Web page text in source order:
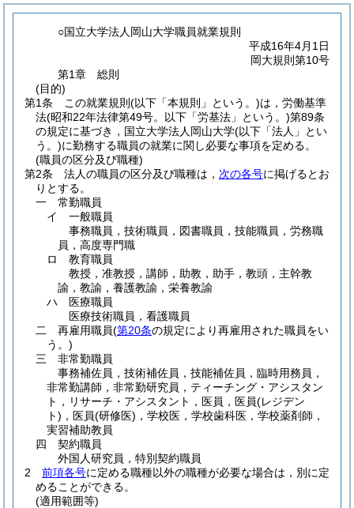
○国立大学法人岡山大学職員就業規則
平成16年4月1日
岡大規則第10号
第1章
総則
(目的)
第1条
この就業規則 (以下「本規則」という。)は，労働基準
法(昭和22年法律第49号。以下「労基法」という。)第89条
の規定に基づき，国立大学法人岡山大学(以下「法人」とい
う。)に勤務する職員の就業に関し必要な事項を定める。
(職員の区分及び職種)
第2条
法人の職員の区分及び職種は， 次の各号に掲げるとお
りとする。
一
常勤職員
イ
一般職員
事務職員，技術職員，図書職員，技能職員，労務職
員，高度専門職
ロ
教育職員
教授，准教授，講師，助教，助手，教頭，主幹教
諭，教諭，養護教諭，栄養教諭
ハ
医療職員
医療技術職員，看護職員
二
再雇用職員(第20条の規定により再雇用された職員をい
う。)
三
非常勤職員
事務補佐員，技術補佐員，技能補佐員，臨時用務員，
非常勤講師，非常勤研究員，ティーチング・アシスタン
ト，リサーチ・アシスタント，医員，医員(レジデン
ト) ，医員(研修医) ，学校医，学校歯科医，学校薬剤師，
実習補助教員
四
契約職員
外国人研究員，特別契約職員
2
前項各号に定める職種以外の職種が必要な場合は，別に定
めることができる。
(適用範囲等)